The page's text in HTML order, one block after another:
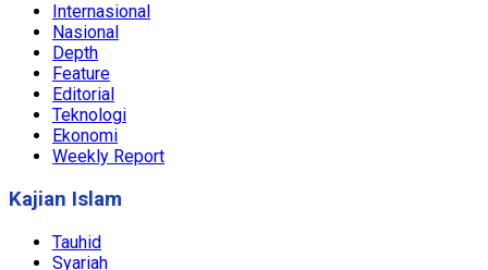
Internasional
Nasional
Depth
Feature
Editorial
Teknologi
Ekonomi
Weekly Report
Kajian Islam
Tauhid
Syariah